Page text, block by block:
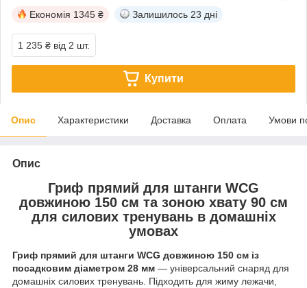
Економія 1345 ₴ Залишилось 23 дні
1 235 ₴ від 2 шт.
Купити
Опис Характеристики Доставка Оплата Умови
Опис
Гриф прямий для штанги WCG
довжиною 150 см та зоною хвату 90 см
для силових тренувань в домашніх
умовах
Гриф прямий для штанги WCG довжиною 150 см із
посадковим діаметром 28 мм — універсальний снаряд для
домашніх силових тренувань. Підходить для жиму лежачи,